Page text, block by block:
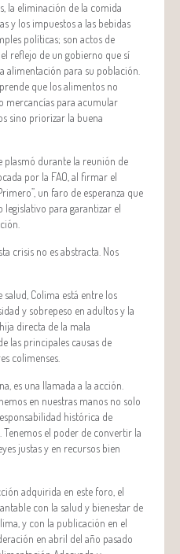
la eliminación de la comida
y los impuestos a las bebidas
políticas; son actos de
reflejo de un gobierno que sí
alimentación para su población.
que los alimentos no
mercancías para acumular
sino priorizar la buena
plasmó durante la reunión de
por la FAO, al firmar el
un faro de esperanza que
para garantizar el
crisis no es abstracta. Nos
salud, Colima está entre los
y sobrepeso en adultos y la
directa de la mala
las principales causas de
colimenses.
es una llamada a la acción.
en nuestras manos no solo
histórica de
Tenemos el poder de convertir la
justas y en recursos bien
adquirida en este foro, el
con la salud y bienestar de
y con la publicación en el
en abril del año pasado